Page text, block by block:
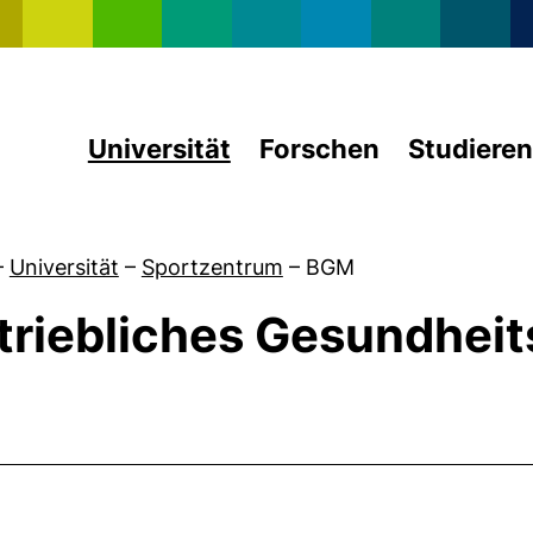
Universität Forschen Studieren
Universität – Sportzentrum – BGM
BGM